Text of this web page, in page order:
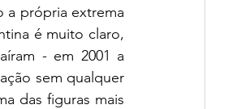
a própria extrema
é muito claro,
- em 2001 a
sem qualquer
das figuras mais